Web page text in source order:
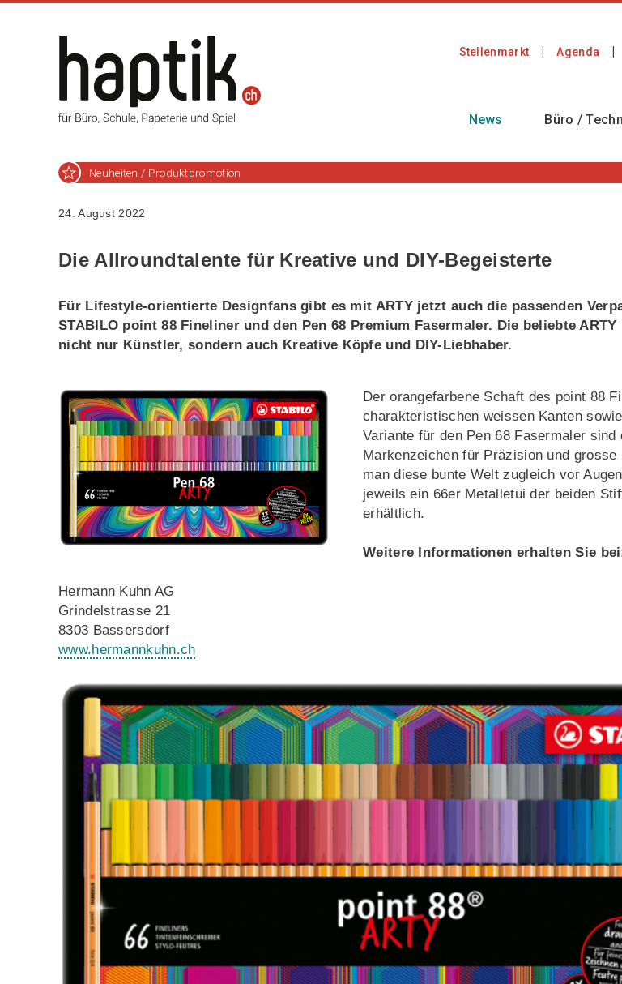
Stellenmarkt Agenda
News Büro /
Neuheiten / Produktpromotion
24. August 2022
Die Allroundtalente für Kreative und DIY-Begeisterte
Für Lifestyle-orientierte Designfans gibt es mit ARTY jetzt auch die passenden
STABILO point 88 Fineliner und den Pen 68 Premium Fasermaler. Die beliebte
nicht nur Künstler, sondern auch Kreative Köpfe und DIY-Liebhaber.
Der orangefarbene Schaft des point 88
charakteristischen weissen Kanten
Variante für den Pen 68 Fasermaler sind
Markenzeichen für Präzision und
man diese bunte Welt zugleich vor
jeweils ein 66er Metalletui der beiden
erhältlich.
Weitere Informationen erhalten Sie
Hermann Kuhn AG
Grindelstrasse 21
8303 Bassersdorf
www.hermannkuhn.ch